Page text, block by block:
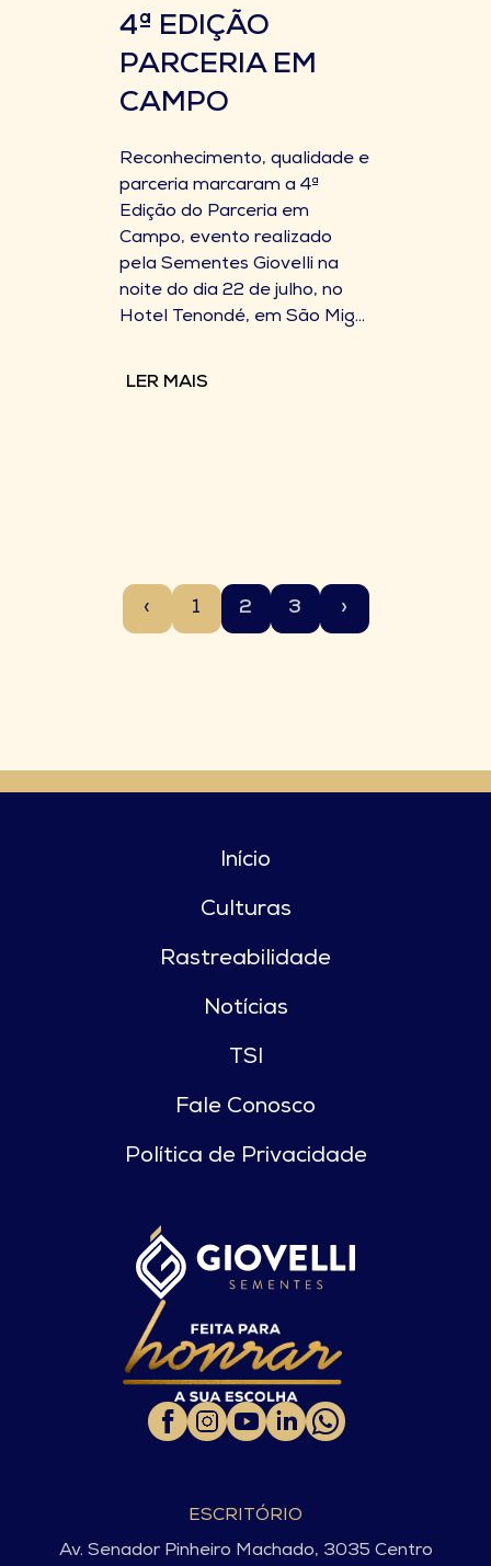
4ª EDIÇÃO
PARCERIA EM
CAMPO
Reconhecimento, qualidade e
parceria marcaram a 4ª
Edição do Parceria em
Campo, evento realizado
pela Sementes Giovelli na
noite do dia 22 de julho, no
Hotel Tenondé, em São Mig...
LER MAIS
‹ 1 2 3 ›
Início
Culturas
Rastreabilidade
Notícias
TSI
Fale Conosco
Política de Privacidade
ESCRITÓRIO
Av. Senador Pinheiro Machado, 3035 Centro